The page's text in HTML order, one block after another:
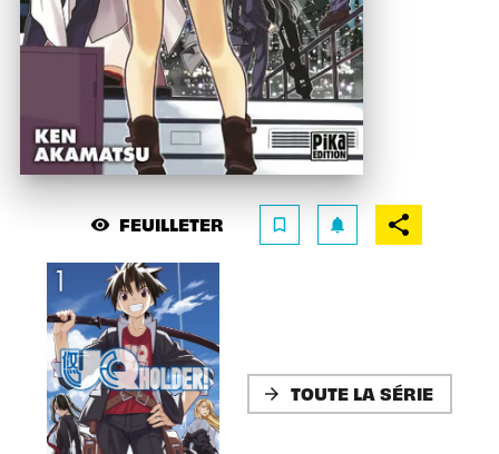
visibility FEUILLETER bookmark_border notifications
arrow_forward TOUTE LA SÉRIE